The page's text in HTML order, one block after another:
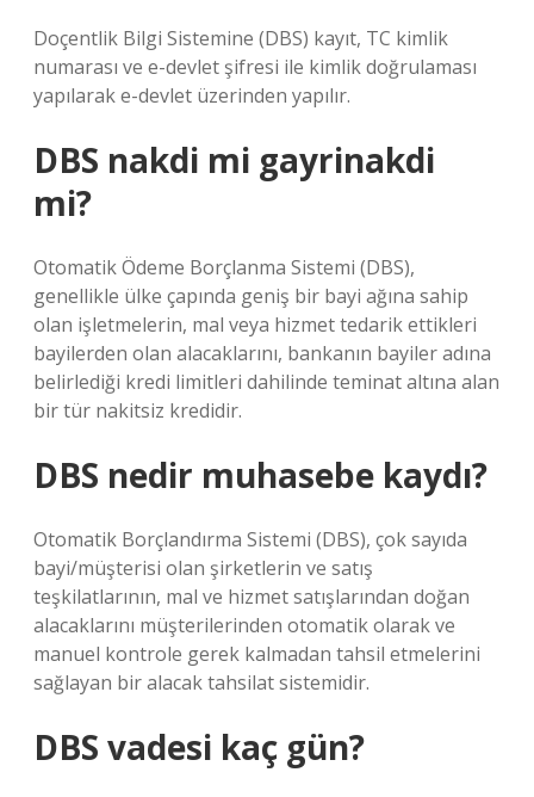
Doçentlik Bilgi Sistemine (DBS) kayıt, TC kimlik
numarası ve e-devlet şifresi ile kimlik doğrulaması
yapılarak e-devlet üzerinden yapılır.
DBS nakdi mi gayrinakdi
mi?
Otomatik Ödeme Borçlanma Sistemi (DBS),
genellikle ülke çapında geniş bir bayi ağına sahip
olan işletmelerin, mal veya hizmet tedarik ettikleri
bayilerden olan alacaklarını, bankanın bayiler adına
belirlediği kredi limitleri dahilinde teminat altına alan
bir tür nakitsiz kredidir.
DBS nedir muhasebe kaydı?
Otomatik Borçlandırma Sistemi (DBS), çok sayıda
bayi/müşterisi olan şirketlerin ve satış
teşkilatlarının, mal ve hizmet satışlarından doğan
alacaklarını müşterilerinden otomatik olarak ve
manuel kontrole gerek kalmadan tahsil etmelerini
sağlayan bir alacak tahsilat sistemidir.
DBS vadesi kaç gün?